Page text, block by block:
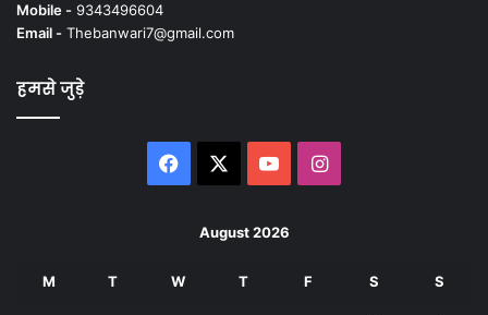
Mobile - 9343496604
Email - Thebanwari7@gmail.com
हमसे जुड़े
Facebook YouTubeInstagram
August 2026
M T W T F S S